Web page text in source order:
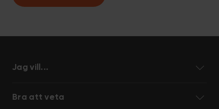
Jag vill...
Bra att veta